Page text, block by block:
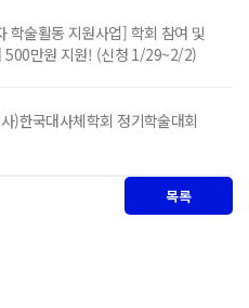
학술활동 지원사업] 학회 참여 및
500만원 지원! (신청 1/29~2/2)
)한국대사체학회 정기학술대회
목록